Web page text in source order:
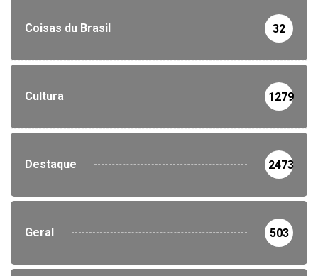
Coisas du Brasil 32
Cultura 1279
Destaque 2473
Geral 503